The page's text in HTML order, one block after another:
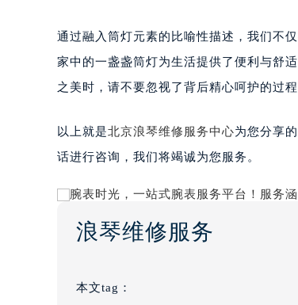
通过融入筒灯元素的比喻性描述，我们不
家中的一盏盏筒灯为生活提供了便利与舒
之美时，请不要忽视了背后精心呵护的过程
以上就是北京浪琴维修服务中心为您分享
话进行咨询，我们将竭诚为您服务。
浪琴维修服务
本文tag：